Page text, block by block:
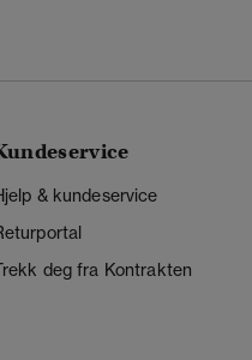
& kundeservice
deg fra Kontrakten